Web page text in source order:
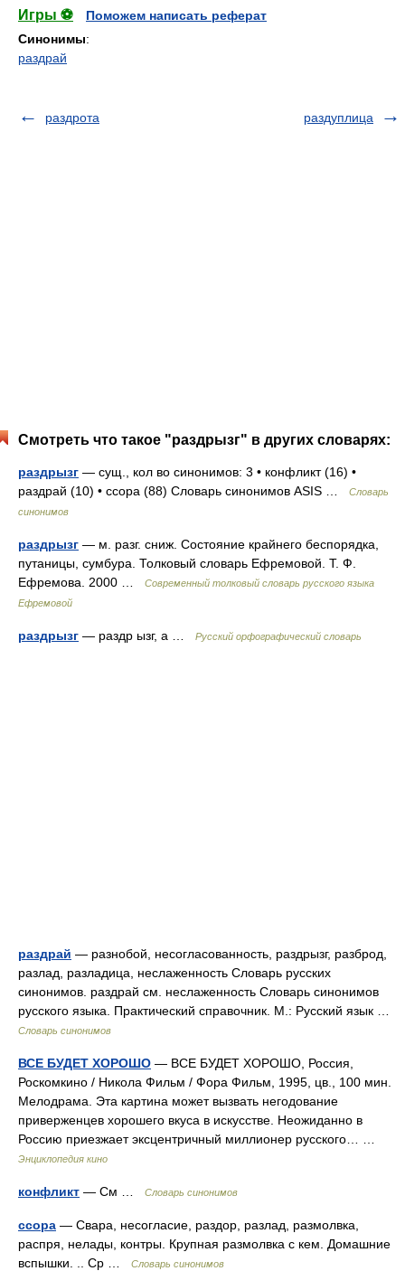
Игры ⚽
Поможем написать реферат
Синонимы:
раздрай
раздрота раздуплица
Смотреть что такое "раздрызг" в других словарях:
раздрызг — сущ., кол во синонимов: 3 • конфликт (16) •
раздрай (10) • ссора (88) Словарь синонимов ASIS …
Словарь
синонимов
раздрызг — м. разг. сниж. Состояние крайнего беспорядка,
путаницы, сумбура. Толковый словарь Ефремовой. Т. Ф.
Ефремова. 2000 …
Современный толковый словарь русского языка
Ефремовой
раздрызг — раздр ызг, а … Русский орфографический словарь
раздрай — разнобой, несогласованность, раздрызг, разброд,
разлад, разладица, неслаженность Словарь русских
синонимов. раздрай см. неслаженность Словарь синонимов
русского языка. Практический справочник. М.: Русский язык …
Словарь синонимов
ВСЕ БУДЕТ ХОРОШО — ВСЕ БУДЕТ ХОРОШО, Россия,
Роскомкино / Никола Фильм / Фора Фильм, 1995, цв., 100 мин.
Мелодрама. Эта картина может вызвать негодование
приверженцев хорошего вкуса в искусстве. Неожиданно в
Россию приезжает эксцентричный миллионер русского… …
Энциклопедия кино
конфликт — См … Словарь синонимов
ссора — Свара, несогласие, раздор, разлад, размолвка,
распря, нелады, контры. Крупная размолвка с кем. Домашние
вспышки. .. Ср …
Словарь синонимов